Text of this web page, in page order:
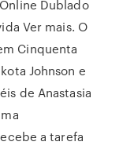
Dublado
Ver mais. O
Cinquenta
Johnson e
de Anastasia
a tarefa